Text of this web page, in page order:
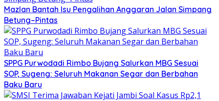
Mazlan Bantah Isu Pengalihan Anggaran Jalan Simpang
Betung–Pintas
SPPG Purwodadi Rimbo Bujang Salurkan MBG Sesuai
SOP, Sugeng: Seluruh Makanan Segar dan Berbahan
Baku Baru